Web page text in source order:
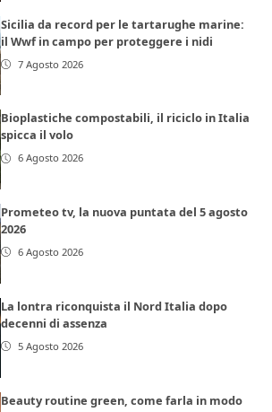
Sicilia da record per le tartarughe marine:
il Wwf in campo per proteggere i nidi
7 Agosto 2026
Bioplastiche compostabili, il riciclo in Italia
spicca il volo
6 Agosto 2026
Prometeo tv, la nuova puntata del 5 agosto
2026
6 Agosto 2026
La lontra riconquista il Nord Italia dopo
decenni di assenza
5 Agosto 2026
Beauty routine green, come farla in modo